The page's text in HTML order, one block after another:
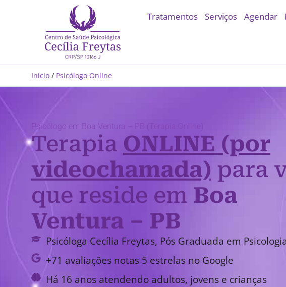
Tratamentos Serviços Agendar
Início / Psicólogo Online
Psicólogo em Boa Ventura – PB (Terapia Online)
Terapia ONLINE (por
videochamada) para
que reside em Boa
Ventura – PB
Psicóloga Cecília Freytas, Pós Graduada em
+71 avaliações notas 5 estrelas no Google
Há 16 anos atendendo adultos, jovens e crianças